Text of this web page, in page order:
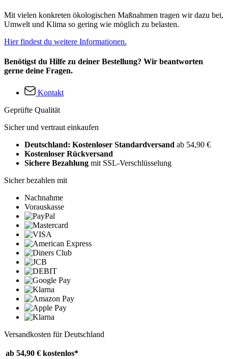
Mit vielen konkreten ökologischen Maßnahmen tragen wir dazu bei,
Umwelt und Klima so gering wie möglich zu belasten.
Hier findest du weitere Informationen.
Benötigst du Hilfe zu deiner Bestellung? Wir beantworten
gerne deine Fragen.
Kontakt
Geprüfte Qualität
Sicher und vertraut einkaufen
Deutschland: Kostenloser Standardversand ab 54,90 €
Kostenloser Rückversand
Sichere Bezahlung mit SSL-Verschlüsselung
Sicher bezahlen mit
Nachnahme
Vorauskasse
Versandkosten für Deutschland
ab 54,90 € kostenlos*